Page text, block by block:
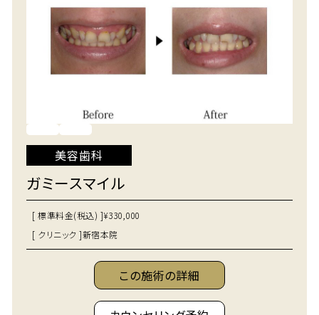
美容歯科
ガミースマイル
[ 標準料金(税込) ]¥330,000
[ クリニック ]新宿本院
この施術の詳細